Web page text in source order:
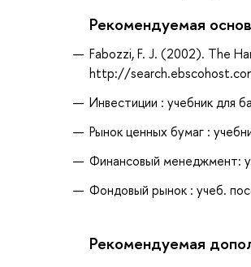
Рекомендуемая
Fabozzi, F. J. (2002). The
http://
Инвестиции : учебник для
Рынок ценных бумаг :
Финансовый менеджмент:
Фондовый рынок : учеб.
Рекомендуемая